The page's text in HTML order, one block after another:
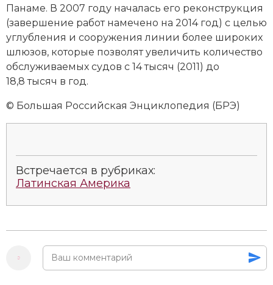
Па­на­ме. В 2007 году на­ча­лась его ре­кон­ст­рук­ция
(за­вер­ше­ние ра­бот на­ме­че­но на 2014 год) с це­лью
уг­луб­ле­ния и со­ору­же­ния ли­нии бо­лее ши­ро­ких
шлю­зов, ко­то­рые по­зво­лят уве­ли­чить ко­ли­че­ст­во
об­слу­жи­вае­мых су­дов с 14 тысяч (2011) до
18,8 тысяч в год.
© Большая Российская Энциклопедия (БРЭ)
Встречается в рубриках:
Латинская Америка